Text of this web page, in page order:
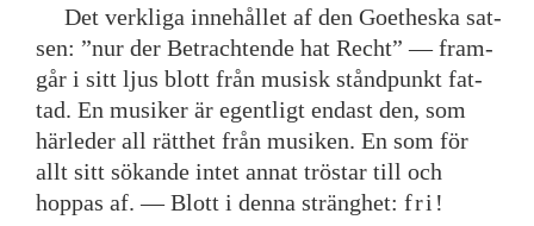
Det verkliga innehållet af den Goetheska sat-
sen: ”nur der Betrachtende hat Recht” — fram-
går i sitt ljus blott från musisk ståndpunkt fat-
tad. En musiker är egentligt endast den, som
härleder all rätthet från musiken. En som för
allt sitt sökande intet annat tröstar till och
hoppas af. — Blott i denna stränghet: fri !